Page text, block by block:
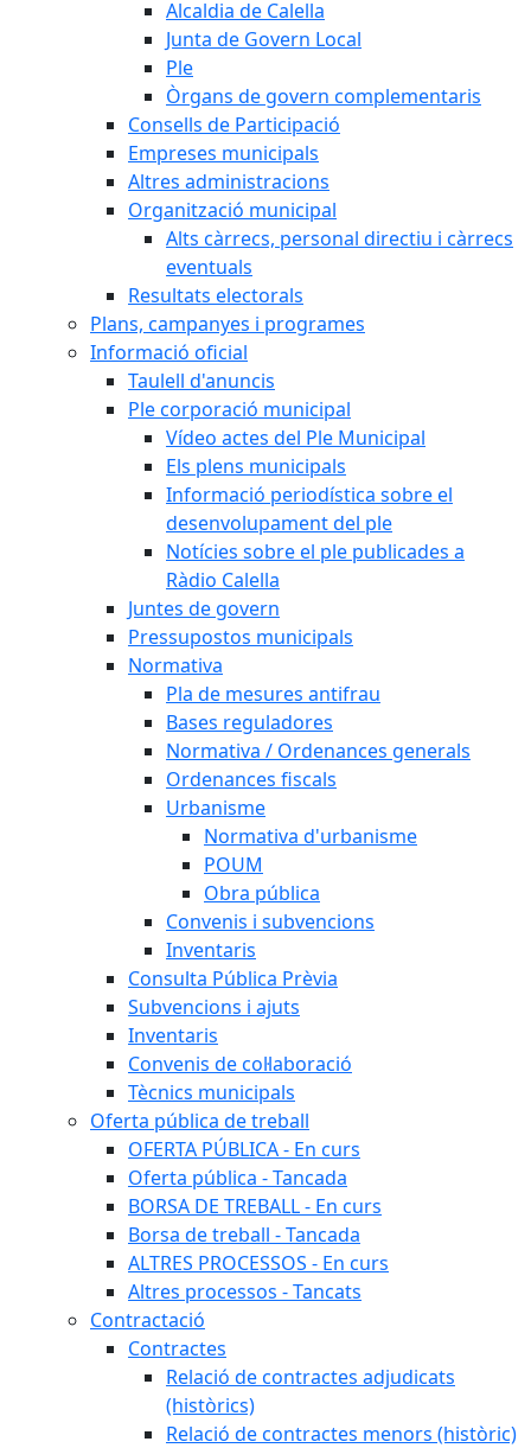
Alcaldia de Calella
Junta de Govern Local
Ple
Òrgans de govern complementaris
Consells de Participació
Empreses municipals
Altres administracions
Organització municipal
Alts càrrecs, personal directiu i càrrecs
eventuals
Resultats electorals
Plans, campanyes i programes
Informació oficial
Taulell d'anuncis
Ple corporació municipal
Vídeo actes del Ple Municipal
Els plens municipals
Informació periodística sobre el
desenvolupament del ple
Notícies sobre el ple publicades a
Ràdio Calella
Juntes de govern
Pressupostos municipals
Normativa
Pla de mesures antifrau
Bases reguladores
Normativa / Ordenances generals
Ordenances fiscals
Urbanisme
Normativa d'urbanisme
POUM
Obra pública
Convenis i subvencions
Inventaris
Consulta Pública Prèvia
Subvencions i ajuts
Inventaris
Convenis de col·laboració
Tècnics municipals
Oferta pública de treball
OFERTA PÚBLICA - En curs
Oferta pública - Tancada
BORSA DE TREBALL - En curs
Borsa de treball - Tancada
ALTRES PROCESSOS - En curs
Altres processos - Tancats
Contractació
Contractes
Relació de contractes adjudicats
(històrics)
Relació de contractes menors (històric)